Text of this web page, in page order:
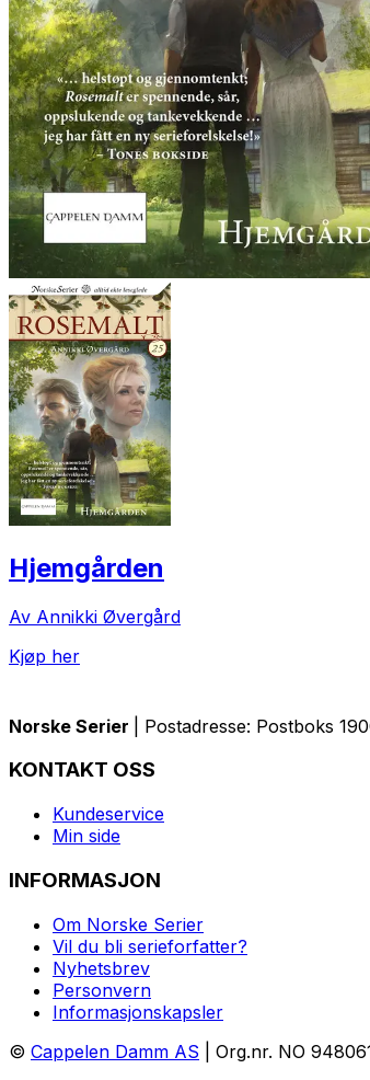
Hjemgården
Av Annikki Øvergård
Kjøp her
Norske Serier | Postadresse: Postboks
KONTAKT OSS
Kundeservice
Min side
INFORMASJON
Om Norske Serier
Vil du bli serieforfatter?
Nyhetsbrev
Personvern
Informasjonskapsler
© Cappelen Damm AS | Org.nr. NO